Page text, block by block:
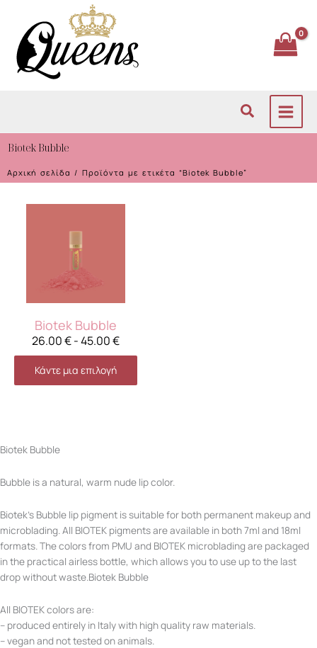
περιεχόμενο
Αναζήτηση
Biotek Bubble
Αρχική σελίδα / Προϊόντα με ετικέτα “Biotek Bubble”
Biotek Bubble
26.00€-45.00€
Κάντε μια επιλογή
Biotek Bubble
Bubble is a natural, warm nude lip color.
Biotek’s Bubble lip pigment is suitable for both permanent makeup and
microblading. All BIOTEK pigments are available in both 7ml and 18ml
formats. The colors from PMU and BIOTEK microblading are packaged
in the practical airless bottle, which allows you to use up to the last
drop without waste.Biotek Bubble
All BIOTEK colors are:
– produced entirely in Italy with high quality raw materials.
– vegan and not tested on animals.